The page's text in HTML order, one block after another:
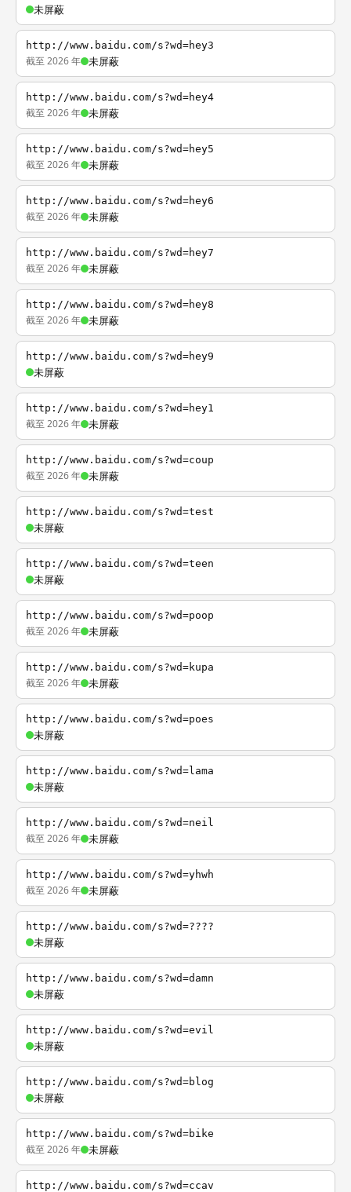
未屏蔽
http://www.baidu.com/s?wd=hey3
截至 2026 年 未屏蔽
http://www.baidu.com/s?wd=hey4
截至 2026 年 未屏蔽
http://www.baidu.com/s?wd=hey5
截至 2026 年 未屏蔽
http://www.baidu.com/s?wd=hey6
截至 2026 年 未屏蔽
http://www.baidu.com/s?wd=hey7
截至 2026 年 未屏蔽
http://www.baidu.com/s?wd=hey8
截至 2026 年 未屏蔽
http://www.baidu.com/s?wd=hey9
未屏蔽
http://www.baidu.com/s?wd=hey1
截至 2026 年 未屏蔽
http://www.baidu.com/s?wd=coup
截至 2026 年 未屏蔽
http://www.baidu.com/s?wd=test
未屏蔽
http://www.baidu.com/s?wd=teen
未屏蔽
http://www.baidu.com/s?wd=poop
截至 2026 年 未屏蔽
http://www.baidu.com/s?wd=kupa
截至 2026 年 未屏蔽
http://www.baidu.com/s?wd=poes
未屏蔽
http://www.baidu.com/s?wd=lama
未屏蔽
http://www.baidu.com/s?wd=neil
截至 2026 年 未屏蔽
http://www.baidu.com/s?wd=yhwh
截至 2026 年 未屏蔽
http://www.baidu.com/s?wd=????
未屏蔽
http://www.baidu.com/s?wd=damn
未屏蔽
http://www.baidu.com/s?wd=evil
未屏蔽
http://www.baidu.com/s?wd=blog
未屏蔽
http://www.baidu.com/s?wd=bike
截至 2026 年 未屏蔽
http://www.baidu.com/s?wd=ccav